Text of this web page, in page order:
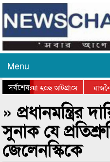
Menu
সর্বশেষ
যাওয়া হচ্ছে আটগ্রামে
পুরস্কার বিতরণ সম্পন্ন
» প্রধানমন্ত্রির
সুনাক যে
জেলেনস্কিকে